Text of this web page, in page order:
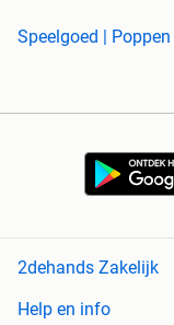
Speelgoed | Poppen
2dehands Zakelijk
Help en info